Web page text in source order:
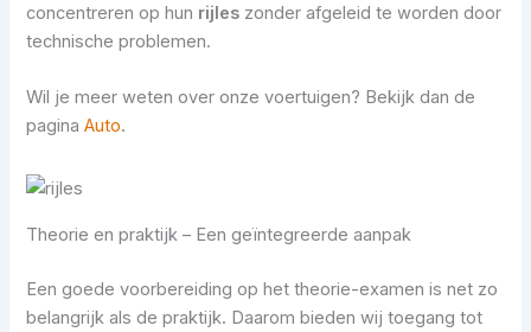
concentreren op hun rijles zonder afgeleid te worden door
technische problemen.
Wil je meer weten over onze voertuigen? Bekijk dan de
paginaAuto.
Theorie en praktijk – Een geïntegreerde aanpak
Een goede voorbereiding op het theorie-examen is net zo
belangrijk als de praktijk. Daarom bieden wij toegang tot